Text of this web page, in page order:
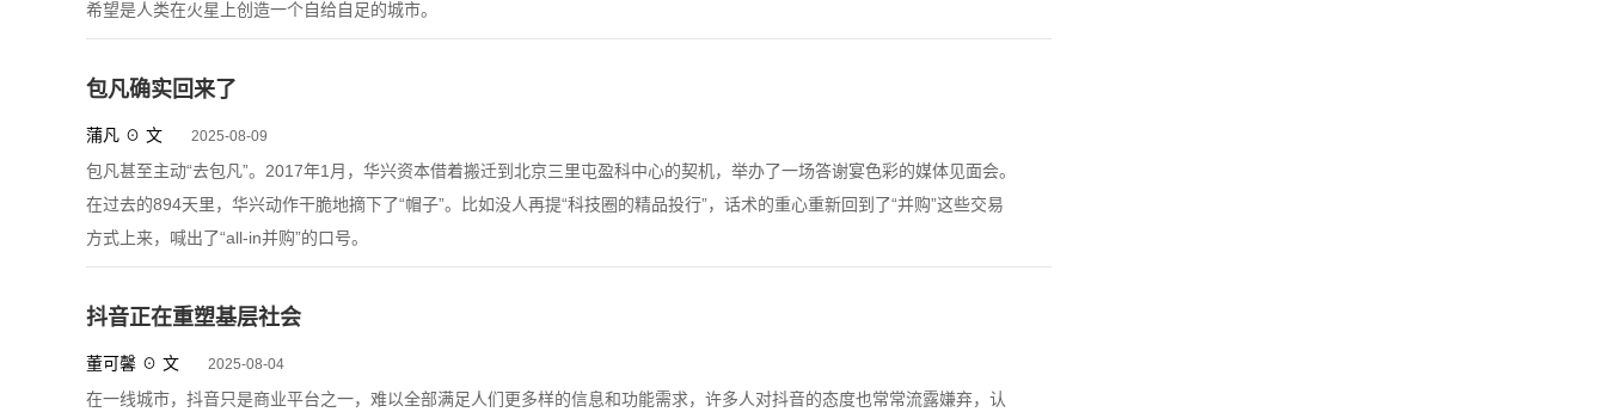
希望是人类在火星上创造一个自给自足的城市。
包凡确实回来了
蒲凡 ☉ 文 2025-08-09
包凡甚至主动“去包凡”。2017年1月，华兴资本借着搬迁到北京三里屯盈科中心的契机，举办了一场答谢宴色彩的媒体见面会。
在过去的894天里，华兴动作干脆地摘下了“帽子”。比如没人再提“科技圈的精品投行”，话术的重心重新回到了“并购”这些交易
方式上来，喊出了“all-in并购”的口号。
抖音正在重塑基层社会
董可馨 ☉ 文 2025-08-04
在一线城市，抖音只是商业平台之一，难以全部满足人们更多样的信息和功能需求，许多人对抖音的态度也常常流露嫌弃，认